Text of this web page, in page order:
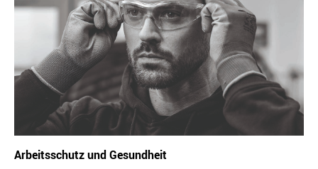
Arbeitsschutz und Gesundheit